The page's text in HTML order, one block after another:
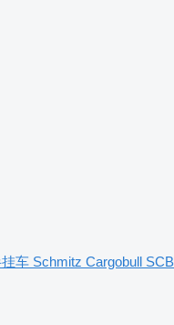
车 Schmitz Cargobull SCB